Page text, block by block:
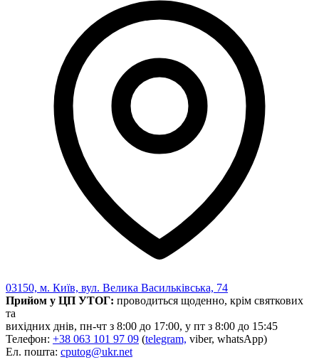
03150, м. Київ, вул. Велика Васильківська, 74
Прийом у ЦП УТОГ: проводиться щоденно, крім святкових
та
вихідних днів, пн-чт з 8:00 до 17:00, у пт з 8:00 до 15:45
Телефон: +38 063 101 97 09 (telegram, viber, whatsApp)
Ел. пошта: cputog@ukr.net